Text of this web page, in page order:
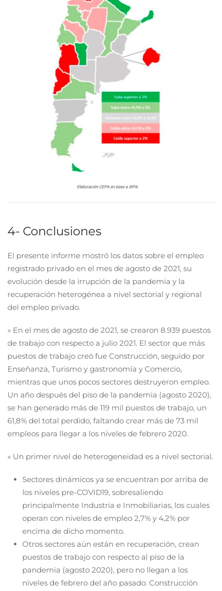
4- Conclusiones
El presente informe mostró los datos sobre el empleo
registrado privado en el mes de agosto de 2021, su
evolución desde la irrupción de la pandemia y la
recuperación heterogénea a nivel sectorial y regional
del empleo privado.
» En el mes de agosto de 2021, se crearon 8.939 puestos
de trabajo con respecto a julio 2021. El sector que más
puestos de trabajo creó fue Construcción, seguido por
Enseñanza, Turismo y gastronomía y Comercio,
mientras que unos pocos sectores destruyeron empleo.
Un año después del piso de la pandemia (agosto 2020),
se han generado más de 119 mil puestos de trabajo, un
61,8% del total perdido, faltando crear más de 73 mil
empleos para llegar a los niveles de febrero 2020.
» Un primer nivel de heterogeneidad es a nivel sectorial.
Sectores dinámicos ya se encuentran por arriba de
los niveles pre-COVID19, sobresaliendo
principalmente Industria e Inmobiliarias, los cuales
operan con niveles de empleo 2,7% y 4,2% por
encima de dicho momento.
Otros sectores aún están en recuperación, crean
puestos de trabajo con respecto al piso de la
pandemia (agosto 2020), pero no llegan a los
niveles de febrero del año pasado. Construcción